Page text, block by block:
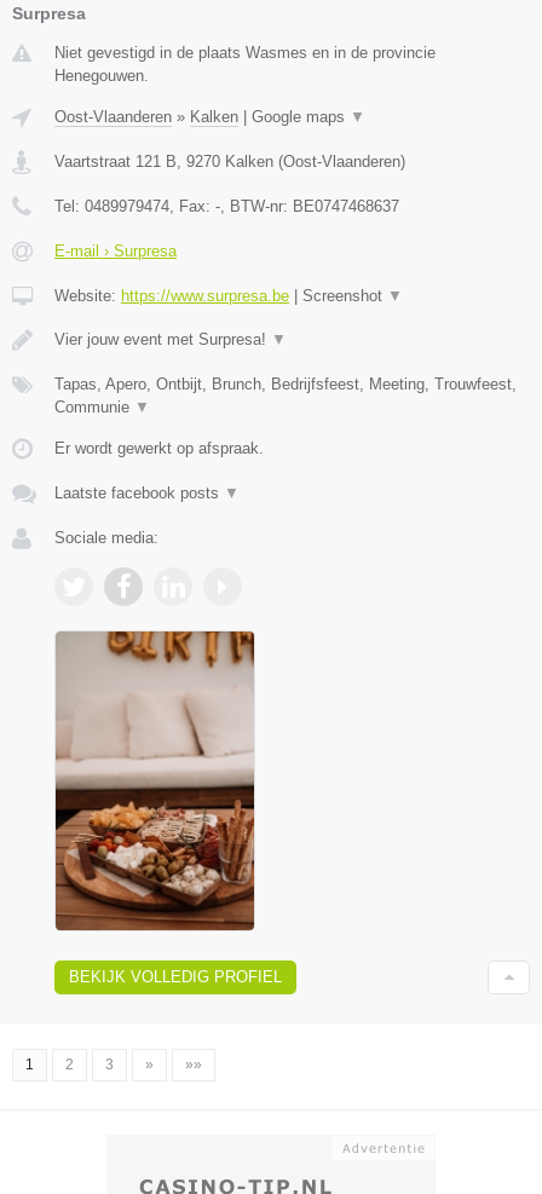
Surpresa
Niet gevestigd in de plaats Wasmes en in de provincie
Henegouwen.
Oost-Vlaanderen » Kalken Google maps ▼
Vaartstraat 121 B, 9270 Kalken (Oost-Vlaanderen)
Tel: 0489979474, Fax: -, BTW-nr: BE0747468637
E-mail › Surpresa
Website: https://www.surpresa.be Screenshot ▼
Vier jouw event met Surpresa! ▼
Tapas, Apero, Ontbijt, Brunch, Bedrijfsfeest, Meeting, Trouwfeest,
Communie ▼
Er wordt gewerkt op afspraak.
Laatste facebook posts ▼
Sociale media:
BEKIJK VOLLEDIG PROFIEL
1 2 3 » »»